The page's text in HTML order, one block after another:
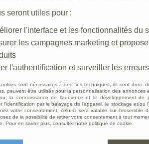
STATUES CRÈCHES DE NOËL
d'autel
seront utiles pour :
l'interface et les fonctionnalités du
les campagnes marketing et
l'authentification et surveiller les
sont nécessaires à des fins techniques, ils sont donc
peuvent être utilisés pour la personnalisation des
la connaissance de l'audience et le développement de
l'identification par le balayage de l'appareil, le stockage et/ou
votre consentement, celui-ci sera valable sur l’ensemble
de la possibilité de retirer votre consentement à tout
Pour en savoir plus, consulter notre politique de cookie.